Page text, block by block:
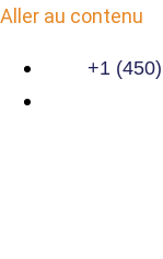
Aller au contenu
+1